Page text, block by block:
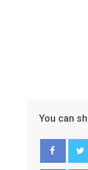
You can